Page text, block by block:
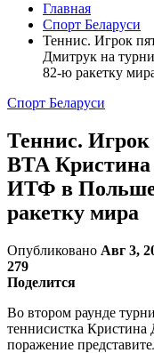
Главная
Спорт Беларуси
Теннис. Игрок
Дмитрук на
82-ю ракетку
Спорт Беларуси
Теннис. Игрок
ВТА Кристина
ИТФ в Польше
ракетку мира
Опубликовано Авг 3,
279
Поделится
Во втором раунде
теннисистка
поражение